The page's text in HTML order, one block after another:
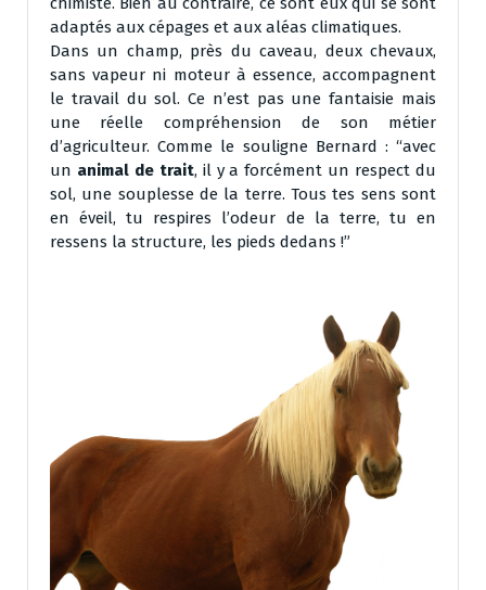
adaptés aux cépages et aux aléas climatiques.
Dans un champ, près du caveau, deux chevaux,
sans vapeur ni moteur à essence, accompagnent
le travail du sol. Ce n’est pas une fantaisie mais
une réelle compréhension de son métier
d’agriculteur. Comme le souligne Bernard : “avec
un animal de trait, il y a forcément un respect du
sol, une souplesse de la terre. Tous tes sens sont
en éveil, tu respires l’odeur de la terre, tu en
ressens la structure, les pieds dedans !”